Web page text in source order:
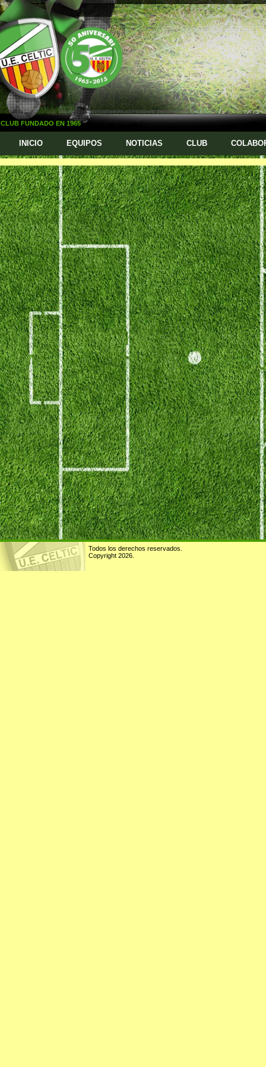
CLUB FUNDADO EN 1965
INICIO EQUIPOS NOTICIAS CLUB
Todos los derechos reservados.
Copyright 2026.